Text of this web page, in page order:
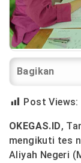
Bagikan
Post Views:
OKEGAS.ID,
mengikuti tes
Aliyah Negeri